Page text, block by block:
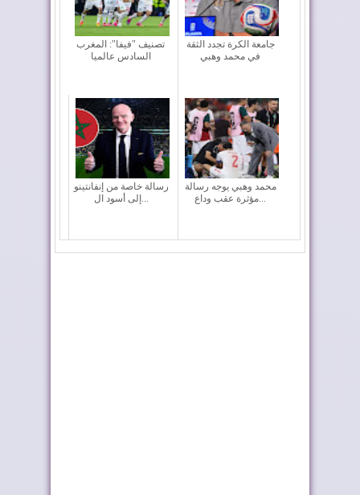
تصنيف "فيفا": المغرب
السادس عالميا
جامعة الكرة تجدد الثقة
في محمد وهبي
رسالة خاصة من إنفانتينو
إلى أسود ال...
محمد وهبي يوجه رسالة
مؤثرة عقب وداع...